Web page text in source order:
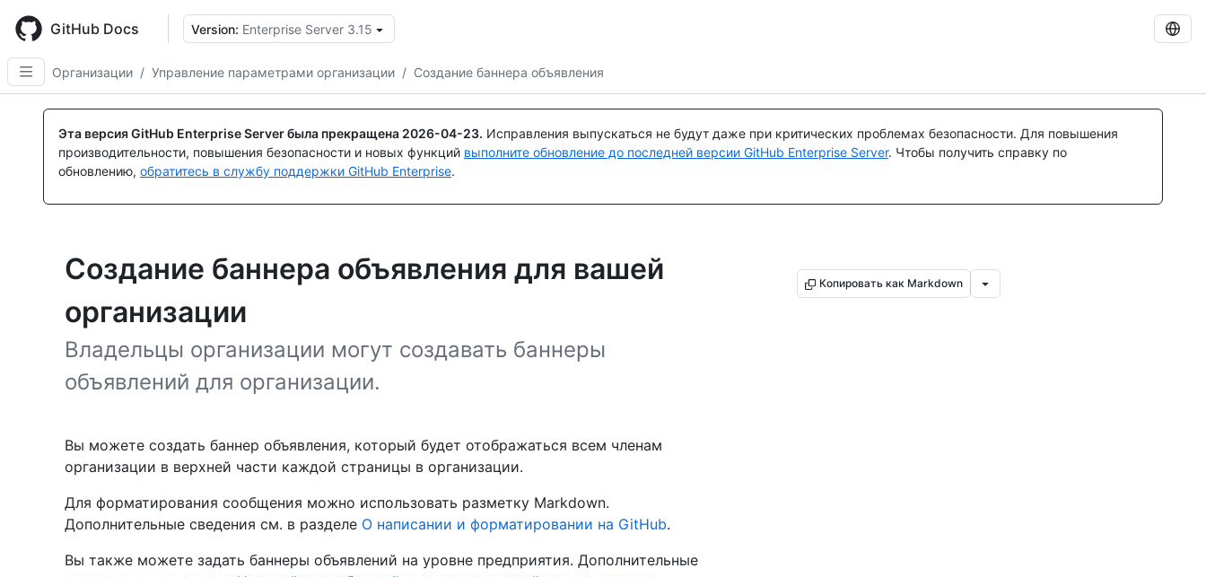
main
content
GitHub Docs Version: Enterprise Server 3.15
Организации / Управление параметрами организации / Создание баннера объявления
Эта версия GitHub Enterprise Server была прекращена 2026-04-23. Исправления выпускаться не будут даже при критических проблемах безопасности. Для повышения
производительности, повышения безопасности и новых функций выполните обновление до последней версии GitHub Enterprise Server. Чтобы получить справку по
обновлению, обратитесь в службу поддержки GitHub Enterprise.
Создание баннера объявления для вашей
организации
Владельцы организации могут создавать баннеры
объявлений для организации.
Копировать как Markdown
Вы можете создать баннер объявления, который будет отображаться всем членам
организации в верхней части каждой страницы в организации.
Для форматирования сообщения можно использовать разметку Markdown.
Дополнительные сведения см. в разделе О написании и форматировании на GitHub.
Вы также можете задать баннеры объявлений на уровне предприятия. Дополнительные